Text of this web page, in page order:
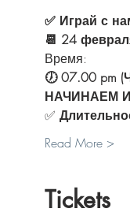
✅ Играй с
📆 24
Время:
🕖 07.00 pm
НАЧИНАЕМ
✅
Read More >
Tickets